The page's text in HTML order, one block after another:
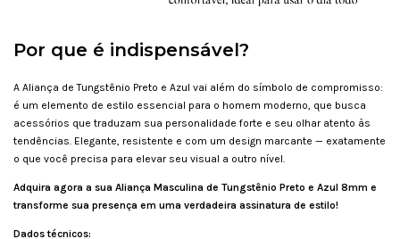
Por que é indispensável?
A Aliança de Tungstênio Preto e Azul vai além do símbolo de compromisso:
é um elemento de estilo essencial para o homem moderno, que busca
acessórios que traduzam sua personalidade forte e seu olhar atento às
tendências. Elegante, resistente e com um design marcante — exatamente
o que você precisa para elevar seu visual a outro nível.
Adquira agora a sua Aliança Masculina de Tungstênio Preto e Azul 8mm e
transforme sua presença em uma verdadeira assinatura de estilo!
Dados técnicos: